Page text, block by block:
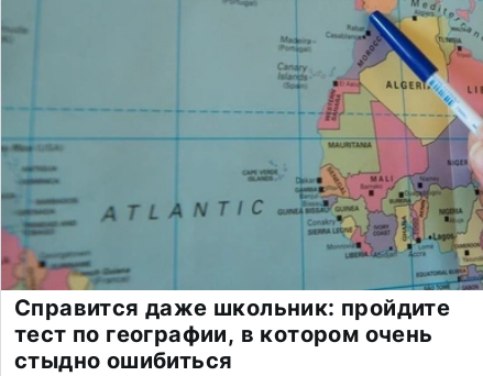
Справится даже школьник: пройдите
тест по географии, в котором очень
стыдно ошибиться